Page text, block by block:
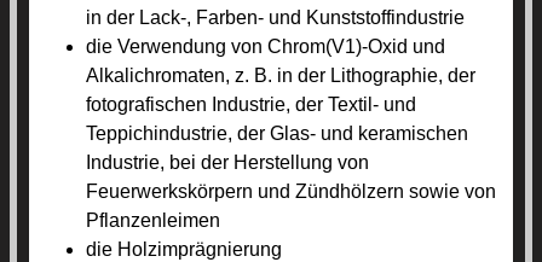
in der Lack-, Farben- und Kunststoffindustrie
die Verwendung von Chrom(V1)-Oxid und
Alkalichromaten, z. B. in der Lithographie, der
fotografischen Industrie, der Textil- und
Teppichindustrie, der Glas- und keramischen
Industrie, bei der Herstellung von
Feuerwerkskörpern und Zündhölzern sowie von
Pflanzenleimen
die Holzimprägnierung